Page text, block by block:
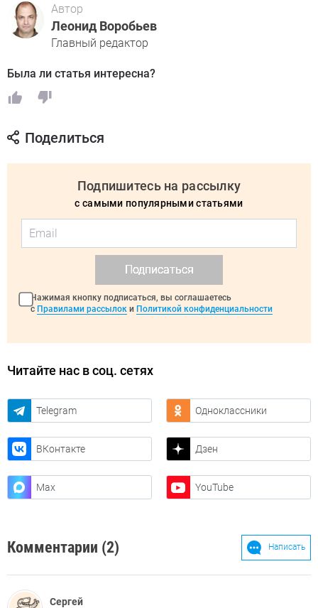
Автор
Леонид Воробьев
Главный редактор
Была ли статья интересна?
Поделиться
Подпишитесь на рассылку
с самыми популярными статьями
Подписаться
Нажимая кнопку подписаться, вы соглашаетесь
с Правилами рассылок и Политикой конфиденциальности
Читайте нас в соц. сетях
Telegram Одноклассники
ВКонтакте Дзен
Max YouTube
Комментарии (2) Написать
Сергей